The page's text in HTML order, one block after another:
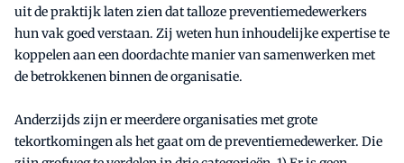
uit de praktijk laten zien dat talloze preventiemedewerkers
hun vak goed verstaan. Zij weten hun inhoudelijke expertise te
koppelen aan een doordachte manier van samenwerken met
de betrokkenen binnen de organisatie.
Anderzijds zijn er meerdere organisaties met grote
tekortkomingen als het gaat om de preventiemedewerker. Die